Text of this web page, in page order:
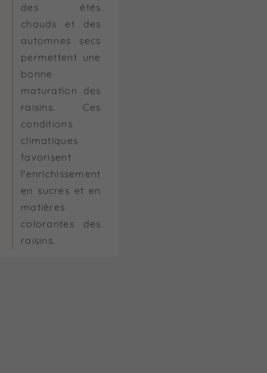
des étés
chauds et des
automnes secs
permettent une
bonne
maturation des
raisins. Ces
conditions
climatiques
favorisent
l'enrichissement
en sucres et en
matières
colorantes des
raisins.